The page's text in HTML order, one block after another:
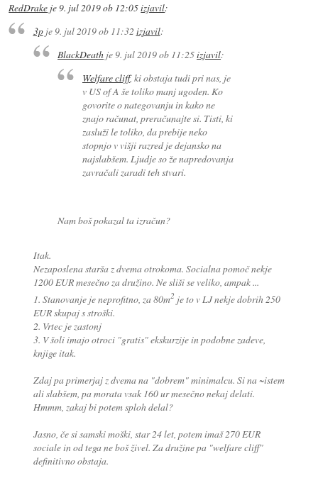
RedDrake je9. jul 2019 ob 12:05izjavil:
3pje9. jul 2019 ob 11:32 izjavil:
BlackDeath je9. jul 2019 ob 11:25izjavil:
Welfare cliff, ki obstaja tudi pri nas, je
v US of A še toliko manj ugoden. Ko
govorite o nategovanju in kako ne
znajo računat, preračunajte si. Tisti, ki
zasluži le toliko, da prebije neko
stopnjo v višji razred je dejansko na
najslabšem. Ljudje so že napredovanja
zavračali zaradi teh stvari.
Nam boš pokazal ta izračun?
Itak.
Nezaposlena starša z dvema otrokoma. Socialna pomoč nekje
1200 EUR mesečno za družino. Ne sliši se veliko, ampak ...
1. Stanovanje je neprofitno, za 80m2 je to v LJ nekje dobrih 250
EUR skupaj s stroški.
2. Vrtec je zastonj
3. V šoli imajo otroci "gratis" ekskurzije in podobne zadeve,
knjige itak.
Zdaj pa primerjaj z dvema na "dobrem" minimalcu. Si na ~istem
ali slabšem, pa morata vsak 160 ur mesečno nekaj delati.
Hmmm, zakaj bi potem sploh delal?
Jasno, če si samski moški, star 24 let, potem imaš 270 EUR
sociale in od tega ne boš živel. Za družine pa "welfare cliff"
definitivno obstaja.